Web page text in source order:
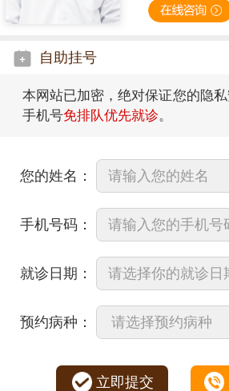
自助挂号
本网站已加密，绝对保证您的隐
手机号免排队优先就诊。
您的姓名：
手机号码：
就诊日期：
预约病种：
立即提交